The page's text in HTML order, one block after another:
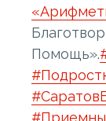
Помощь».